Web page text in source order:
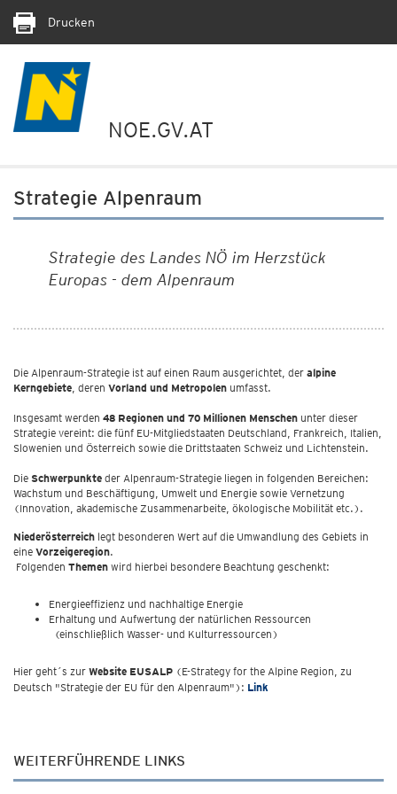
Drucken
NOE.GV.AT
Strategie Alpenraum
Strategie des Landes NÖ im Herzstück
Europas - dem Alpenraum
Die Alpenraum-Strategie ist auf einen Raum ausgerichtet, der alpine
Kerngebiete, deren Vorland und Metropolen umfasst.
Insgesamt werden 48 Regionen und 70 Millionen Menschen unter dieser
Strategie vereint: die fünf EU-Mitgliedstaaten Deutschland, Frankreich, Italien,
Slowenien und Österreich sowie die Drittstaaten Schweiz und Lichtenstein.
Die Schwerpunkte der Alpenraum-Strategie liegen in folgenden Bereichen:
Wachstum und Beschäftigung, Umwelt und Energie sowie Vernetzung
(Innovation, akademische Zusammenarbeite, ökologische Mobilität etc.).
Niederösterreich legt besonderen Wert auf die Umwandlung des Gebiets in
eine Vorzeigeregion.
Folgenden Themen wird hierbei besondere Beachtung geschenkt:
Energieeffizienz und nachhaltige Energie
Erhaltung und Aufwertung der natürlichen Ressourcen
(einschließlich Wasser- und Kulturressourcen)
Hier geht´s zur Website EUSALP (E-Strategy for the Alpine Region, zu
Deutsch "Strategie der EU für den Alpenraum"): Link
WEITERFÜHRENDE LINKS